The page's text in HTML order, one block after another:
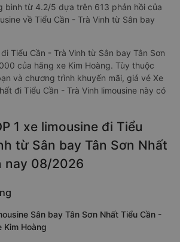
bình từ 4.2/5 dựa trên 613 phản hồi của
về Tiểu Cần - Trà Vinh từ Sân bay
Tiểu Cần - Trà Vinh từ Sân bay Tân Sơn
của hãng xe Kim Hoàng. Tùy thuộc
và chương trình khuyến mãi, giá vé Xe
đi Tiểu Cần - Trà Vinh limousine này có
1 xe limousine đi Tiểu
từ Sân bay Tân Sơn Nhất
nay 08/2026
Sân bay Tân Sơn Nhất Tiểu Cần -
Kim Hoàng